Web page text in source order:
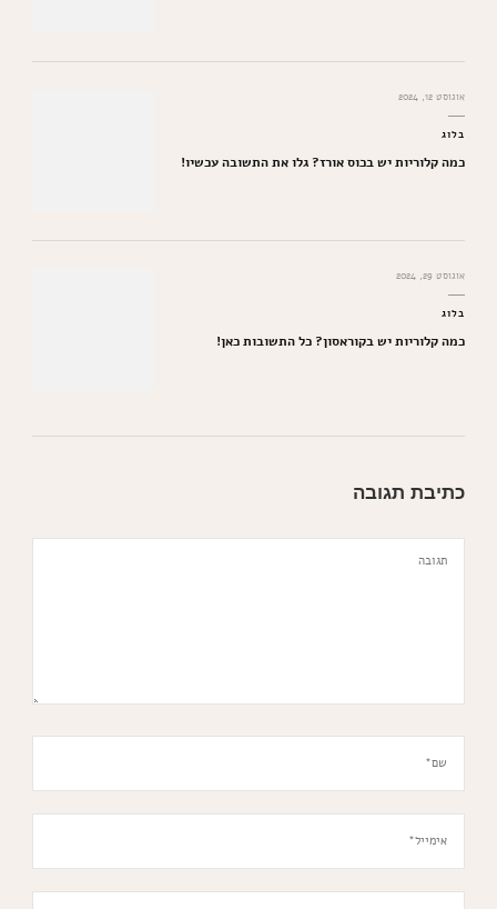
אוגוסט 12, 2024
בלוג
כמה קלוריות יש בכוס אורז? גלו את התשובה עכשיו!
אוגוסט 29, 2024
בלוג
כמה קלוריות יש בקוראסון? כל התשובות כאן!
כתיבת תגובה